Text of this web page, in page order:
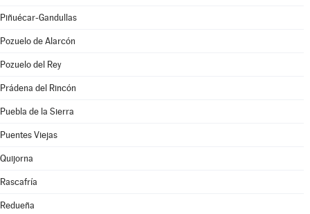
Piñuécar-Gandullas
Pozuelo de Alarcón
Pozuelo del Rey
Prádena del Rincón
Puebla de la Sierra
Puentes Viejas
Quijorna
Rascafría
Redueña